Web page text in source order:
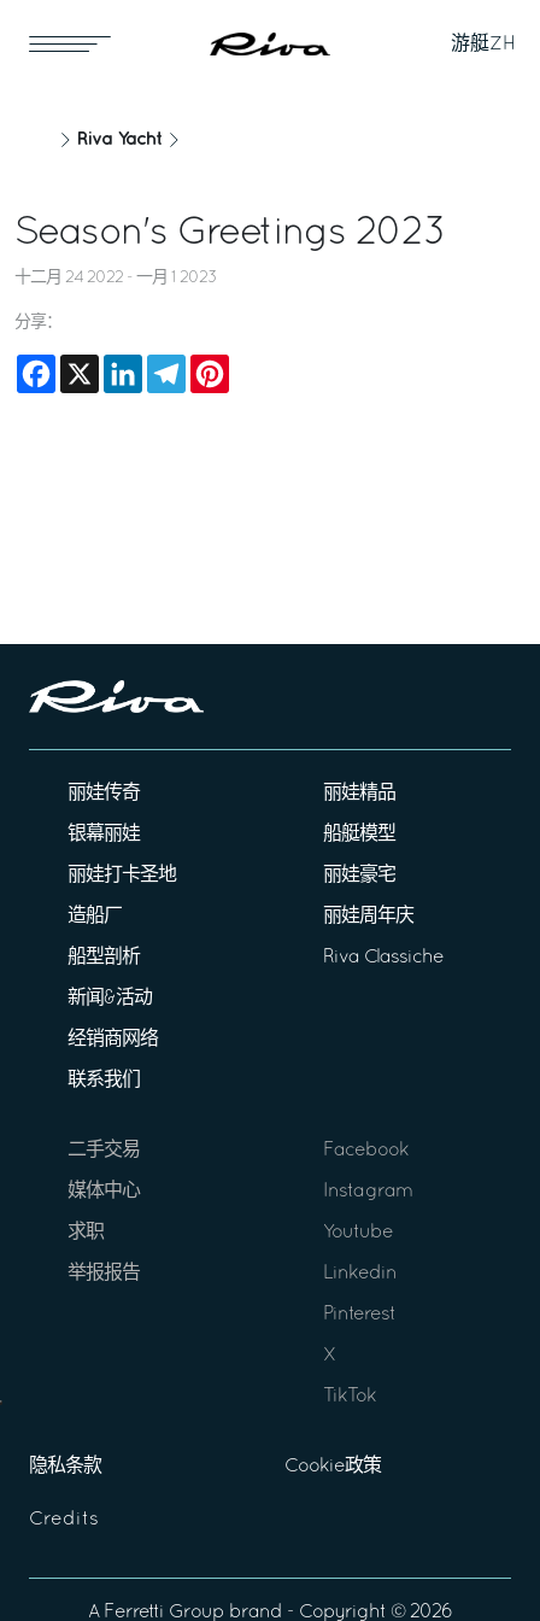
游艇ZH
Riva Yacht
Season's Greetings 2023
十二月 24 2022 - 一月 1 2023
分享：
Facebook
X LinkedInTelegram
丽娃传奇
银幕丽娃
丽娃打卡圣地
造船厂
船型剖析
新闻&活动
经销商网络
联系我们
丽娃精品
船艇模型
丽娃豪宅
丽娃周年庆
Riva Classiche
二手交易
媒体中心
求职
举报报告
Facebook
Instagram
Youtube
Linkedin
Pinterest
X
TikTok
隐私条款 Cookie政策
Credits
A Ferretti Group brand - Copyright © 2026